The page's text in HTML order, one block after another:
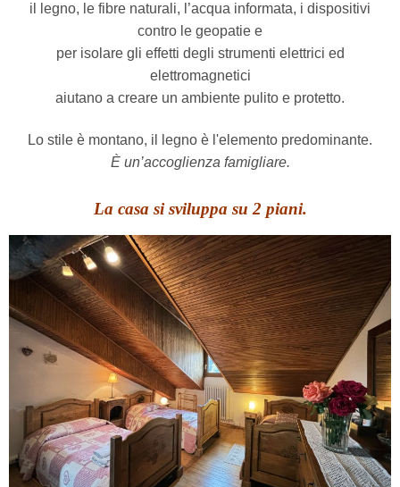
il legno, le fibre naturali, l’acqua informata, i dispositivi
contro le geopatie e
per isolare gli effetti degli strumenti elettrici ed
elettromagnetici
aiutano a creare un ambiente pulito e protetto.
Lo stile è montano, il legno è l'elemento predominante.
È un’accoglienza famigliare.
La casa si sviluppa su 2 piani.